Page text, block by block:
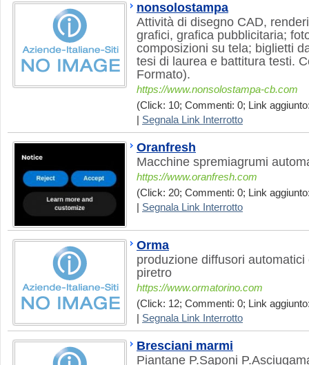
nonsolostampa
Attività di disegno CAD,
grafici, grafica pubblicitaria;
composizioni su tela; biglietti
tesi di laurea e battitura testi.
Formato).
https://www.nonsolostampa-cb.com
(Click: 10; Commenti: 0; Link
Segnala Link Interrotto
Oranfresh
Macchine spremiagrumi
https://www.oranfresh.com
(Click: 20; Commenti: 0; Link
Segnala Link Interrotto
Orma
produzione diffusori
piretro
https://www.ormatorino.com
(Click: 12; Commenti: 0; Link
Segnala Link Interrotto
Bresciani marmi
Piantane P.Saponi